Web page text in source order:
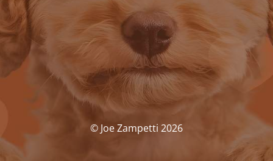
© Joe Zampetti 2026